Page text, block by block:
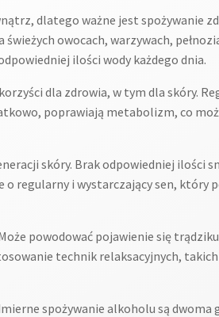
dlatego ważne jest spożywanie
owocach, warzywach,
ilości wody każdego dnia.
dla zdrowia, w tym dla skóry.
poprawiają metabolizm, co
skóry. Brak odpowiedniej ilości
regularny i wystarczający sen, który
powodować pojawienie się
technik relaksacyjnych,
spożywanie alkoholu są